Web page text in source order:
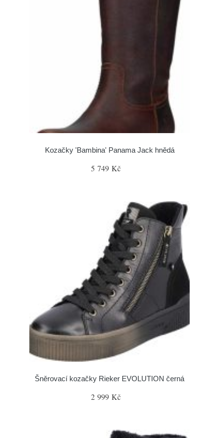
Kozačky 'Bambina' Panama Jack hnědá
5 749 Kč
Šněrovací kozačky Rieker EVOLUTION černá
2 999 Kč